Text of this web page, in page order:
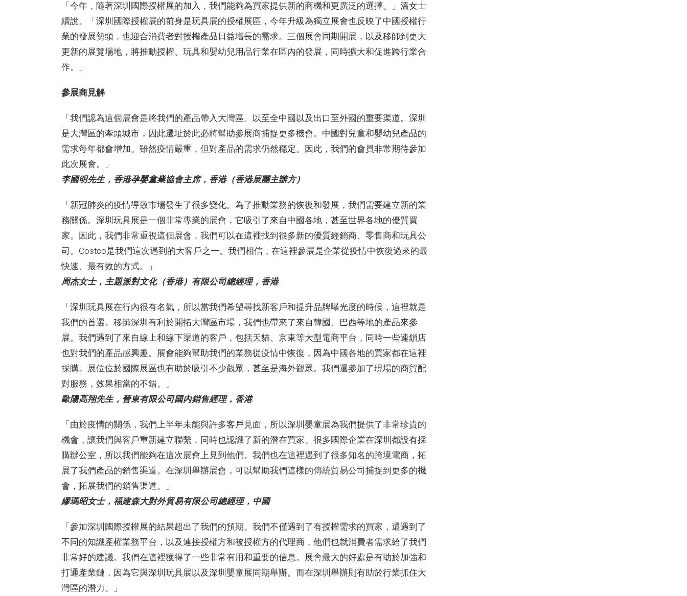
「今年，隨著深圳國際授權展的加入，我們能夠為買家提供新的商機和更廣泛的選擇。」溫女士
續說。「深圳國際授權展的前身是玩具展的授權展區，今年升級為獨立展會也反映了中國授權行
業的發展勢頭，也迎合消費者對授權產品日益增長的需求。三個展會同期開展，以及移師到更大
更新的展覽場地，將推動授權、玩具和嬰幼兒用品行業在區內的發展，同時擴大和促進跨行業合
作。」
參展商見解
「我們認為這個展會是將我們的產品帶入大灣區、以至全中國以及出口至外國的重要渠道。深圳
是大灣區的牽頭城市，因此遷址於此必將幫助參展商捕捉更多機會。中國對兒童和嬰幼兒產品的
需求每年都會增加。雖然疫情嚴重，但對產品的需求仍然穩定。因此，我們的會員非常期待參加
此次展會。」
李國明先生，香港孕嬰童業協會主席，香港（香港展團主辦方）
「新冠肺炎的疫情導致市場發生了很多變化。為了推動業務的恢復和發展，我們需要建立新的業
務關係。深圳玩具展是一個非常專業的展會，它吸引了來自中國各地，甚至世界各地的優質買
家。因此，我們非常重視這個展會，我們可以在這裡找到很多新的優質經銷商、零售商和玩具公
司。Costco是我們這次遇到的大客戶之一。我們相信，在這裡參展是企業從疫情中恢復過來的最
快速、最有效的方式。」
周杰女士，主題派對文化（香港）有限公司總經理，香港
「深圳玩具展在行內很有名氣，所以當我們希望尋找新客戶和提升品牌曝光度的時候，這裡就是
我們的首選。移師深圳有利於開拓大灣區市場，我們也帶來了來自韓國、巴西等地的產品來參
展。我們遇到了來自線上和線下渠道的客戶，包括天貓、京東等大型電商平台，同時一些連鎖店
也對我們的產品感興趣。展會能夠幫助我們的業務從疫情中恢復，因為中國各地的買家都在這裡
採購。展位位於國際展區也有助於吸引不少觀眾，甚至是海外觀眾。我們還參加了現場的商貿配
對服務，效果相當的不錯。」
歐陽高翔先生，晉東有限公司國內銷售經理，香港
「由於疫情的關係，我們上半年未能與許多客戶見面，所以深圳嬰童展為我們提供了非常珍貴的
機會，讓我們與客戶重新建立聯繫，同時也認識了新的潛在買家。很多國際企業在深圳都設有採
購辦公室，所以我們能夠在這次展會上見到他們。我們也在這裡遇到了很多知名的跨境電商，拓
展了我們產品的銷售渠道。在深圳舉辦展會，可以幫助我們這樣的傳統貿易公司捕捉到更多的機
會，拓展我們的銷售渠道。」
繆瑪昭女士，福建森大對外貿易有限公司總經理，中國
「參加深圳國際授權展的結果超出了我們的預期。我們不僅遇到了有授權需求的買家，還遇到了
不同的知識產權業務平台，以及連接授權方和被授權方的代理商，他們也就消費者需求給了我們
非常好的建議。我們在這裡獲得了一些非常有用和重要的信息。展會最大的好處是有助於加強和
打通產業鏈，因為它與深圳玩具展以及深圳嬰童展同期舉辦。而在深圳舉辦則有助於行業抓住大
灣區的潛力。」